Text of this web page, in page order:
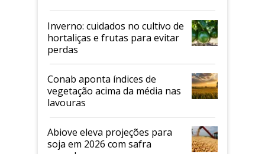
Inverno: cuidados no cultivo de
hortaliças e frutas para evitar
perdas
Conab aponta índices de
vegetação acima da média nas
lavouras
Abiove eleva projeções para
soja em 2026 com safra